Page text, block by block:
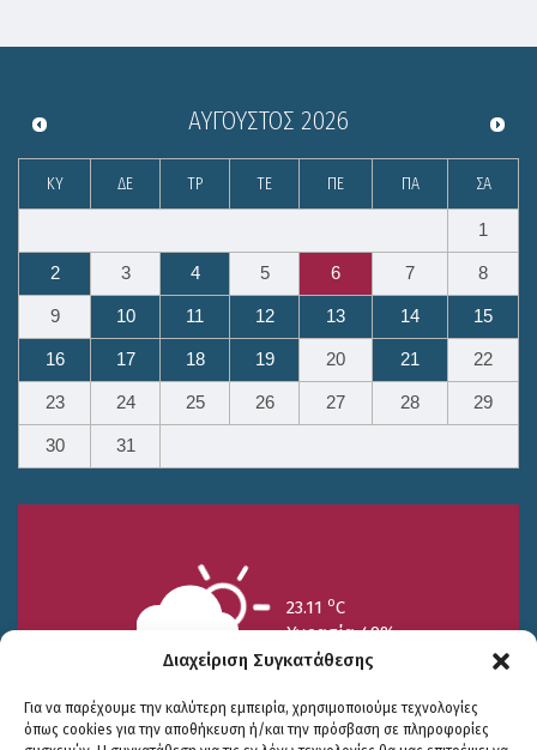
Διαχείριση Συγκατάθεσης
Για να παρέχουμε την καλύτερη εμπειρία, χρησιμοποιούμε τεχνολογίες
όπως cookies για την αποθήκευση ή/και την πρόσβαση σε πληροφορίες
ΑΎΓΟΥΣΤΟΣ 2026
ΚΥ ΔΕ ΤΡ ΤΕ ΠΕ ΠΑ ΣΑ
1
2 3 4 5 6 7 8
9 10 11 12 13 14 15
16 17 18 19 20 21 22
23 24 25 26 27 28 29
30 31
23.11 oC
Υγρασία 49%